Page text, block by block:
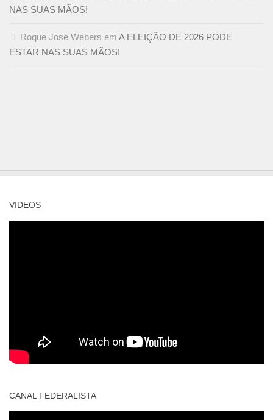
NAS SUAS MÃOS!
Roque José Webers em A ELEIÇÃO DE 2026 PODE
ESTAR NAS SUAS MÃOS!
VIDEOS
CANAL FEDERALISTA